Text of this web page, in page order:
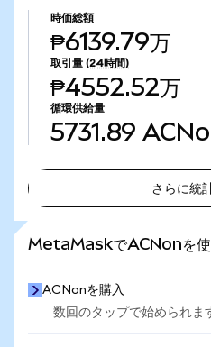
時価総額
₱6139.79万
取引量 (24時間)
₱4552.52万
循環供給量
5731.89
さらに統
MetaMaskでACNonを使
ACNonを購入
数回のタップで始められま